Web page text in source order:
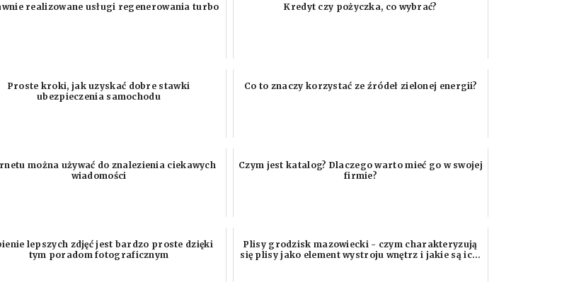
realizowane usługi regenerowania turbo Kredyt czy pożyczka, co wybrać?
Proste kroki, jak uzyskać dobre stawki
ubezpieczenia samochodu
Co to znaczy korzystać ze źródeł zielonej energii?
można używać do znalezienia ciekawych
wiadomości
Czym jest katalog? Dlaczego warto mieć go w swojej
firmie?
lepszych zdjęć jest bardzo proste dzięki
tym poradom fotograficznym
Plisy grodzisk mazowiecki - czym charakteryzują
się plisy jako element wystroju wnętrz i jakie są ic...